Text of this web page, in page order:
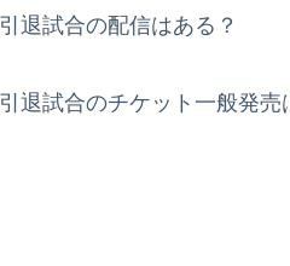
退試合の配信はある？
退試合のチケット一般発売